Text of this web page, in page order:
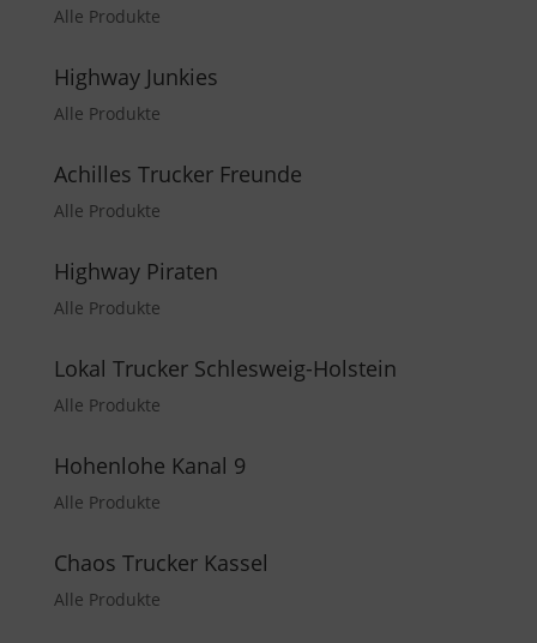
Alle Produkte
Highway Junkies
Alle Produkte
Achilles Trucker Freunde
Alle Produkte
Highway Piraten
Alle Produkte
Lokal Trucker Schlesweig-Holstein
Alle Produkte
Hohenlohe Kanal 9
Alle Produkte
Chaos Trucker Kassel
Alle Produkte